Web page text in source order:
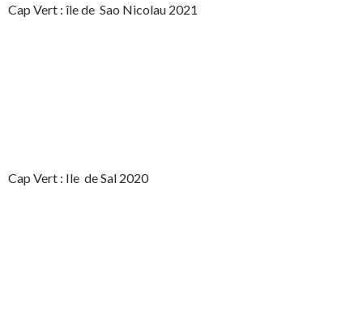
Cap Vert : île de Sao Nicolau 2021
Cap Vert : Ile de Sal 2020